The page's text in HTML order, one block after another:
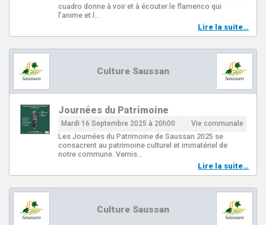
cuadro donne à voir et à écouter le flamenco qui
l’anime et l…
Lire la suite…
Culture Saussan
Journées du Patrimoine
Mardi 16 Septembre 2025 à 20h00 Vie communale
Les Journées du Patrimoine de Saussan 2025 se
consacrent au patrimoine culturel et immatériel de
notre commune. Vernis…
Lire la suite…
Culture Saussan